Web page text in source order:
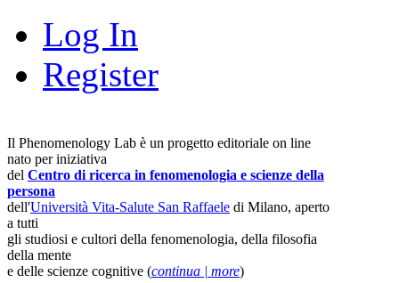
Log In
Register
Il Phenomenology Lab è un progetto editoriale on line
nato per iniziativa
del Centro di ricerca in fenomenologia e scienze della
persona
dell'Università Vita-Salute San Raffaele di Milano, aperto
a tutti
gli studiosi e cultori della fenomenologia, della filosofia
della mente
e delle scienze cognitive (continua | more)